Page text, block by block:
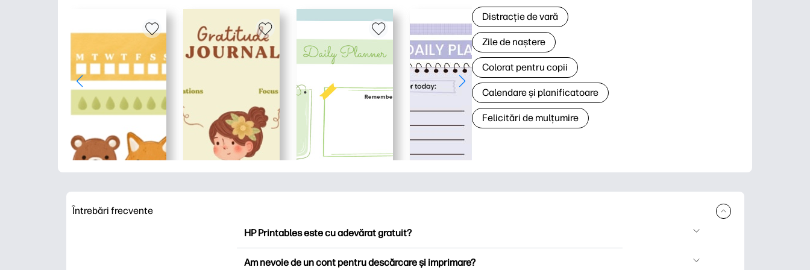
Distracție de vară
Zile de naștere
Colorat pentru copii
Calendare și planificatoare
Felicitări de mulțumire
Întrebări frecvente
HP Printables este cu adevărat gratuit?
Am nevoie de un cont pentru descărcare și imprimare?